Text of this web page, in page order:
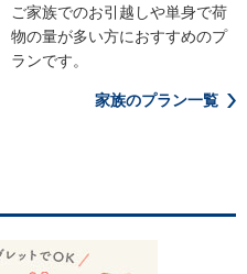
ご家族でのお引越しや単身で荷
物の量が多い方におすすめのプ
ランです。
家族のプラン一覧